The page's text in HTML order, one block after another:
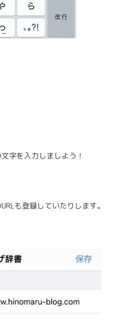
字を入力しましよう！
も登録していたりします。